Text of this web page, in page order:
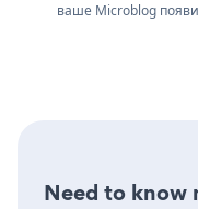
ваше Microblog
Need to know